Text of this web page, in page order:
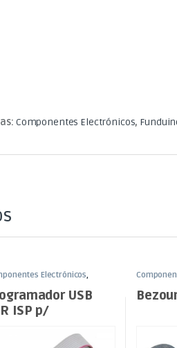
Componentes Electrónicos,
Electrónicos,
USB
ISP p/